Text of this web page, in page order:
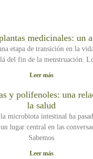
medicinales: un
etapa de transición en la
del fin de la menstruación.
Leer más
y polifenoles: una
la salud
microbiota intestinal ha
lugar central en las
Sabemos
Leer más